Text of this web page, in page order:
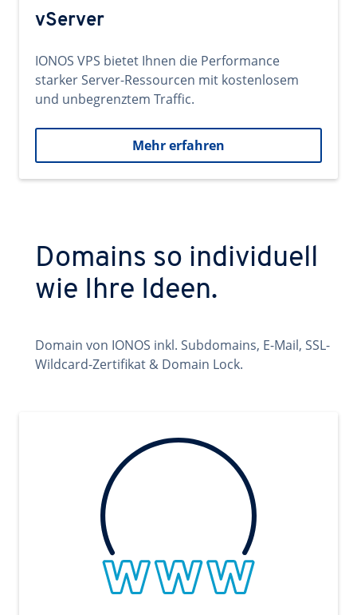
vServer
IONOS VPS bietet Ihnen die Performance
starker Server-Ressourcen mit kostenlosem
und unbegrenztem Traffic.
Mehr erfahren
Domains so individuell
wie Ihre Ideen.
Domain von IONOS inkl. Subdomains, E-Mail, SSL-
Wildcard-Zertifikat & Domain Lock.